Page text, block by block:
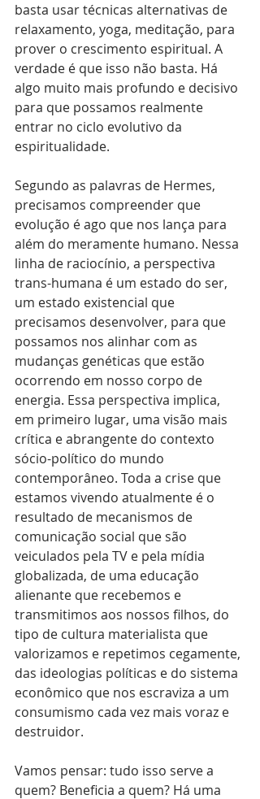
basta usar técnicas alternativas de
relaxamento, yoga, meditação, para
prover o crescimento espiritual. A
verdade é que isso não basta. Há
algo muito mais profundo e decisivo
para que possamos realmente
entrar no ciclo evolutivo da
espiritualidade.
Segundo as palavras de Hermes,
precisamos compreender que
evolução é ago que nos lança para
além do meramente humano. Nessa
linha de raciocínio, a perspectiva
trans-humana é um estado do ser,
um estado existencial que
precisamos desenvolver, para que
possamos nos alinhar com as
mudanças genéticas que estão
ocorrendo em nosso corpo de
energia. Essa perspectiva implica,
em primeiro lugar, uma visão mais
crítica e abrangente do contexto
sócio-político do mundo
contemporâneo. Toda a crise que
estamos vivendo atualmente é o
resultado de mecanismos de
comunicação social que são
veiculados pela TV e pela mídia
globalizada, de uma educação
alienante que recebemos e
transmitimos aos nossos filhos, do
tipo de cultura materialista que
valorizamos e repetimos cegamente,
das ideologias políticas e do sistema
econômico que nos escraviza a um
consumismo cada vez mais voraz e
destruidor.
Vamos pensar: tudo isso serve a
quem? Beneficia a quem? Há uma